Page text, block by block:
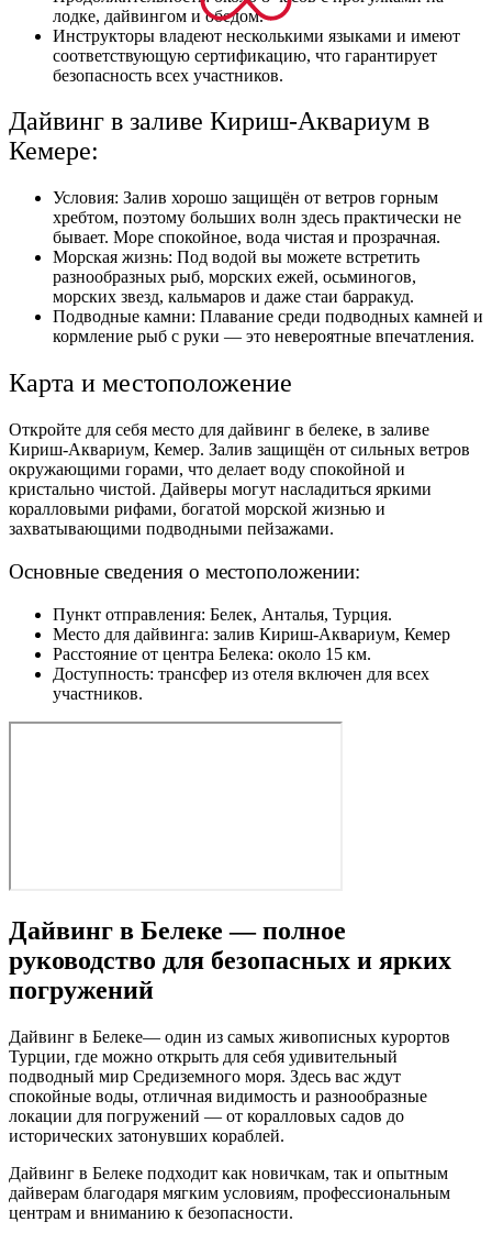
лодке, дайвингом и обедом.
Инструкторы владеют несколькими языками и имеют
соответствующую сертификацию, что гарантирует
безопасность всех участников.
Дайвинг в заливе Кириш-Аквариум в
Кемере:
Условия: Залив хорошо защищён от ветров горным
хребтом, поэтому больших волн здесь практически не
бывает. Море спокойное, вода чистая и прозрачная.
Морская жизнь: Под водой вы можете встретить
разнообразных рыб, морских ежей, осьминогов,
морских звезд, кальмаров и даже стаи барракуд.
Подводные камни: Плавание среди подводных камней и
кормление рыб с руки — это невероятные впечатления.
Карта и местоположение
Откройте для себя место для дайвинг в белеке, в заливе
Кириш-Аквариум, Кемер. Залив защищён от сильных ветров
окружающими горами, что делает воду спокойной и
кристально чистой. Дайверы могут насладиться яркими
коралловыми рифами, богатой морской жизнью и
захватывающими подводными пейзажами.
Основные сведения о местоположении:
Пункт отправления: Белек, Анталья, Турция.
Место для дайвинга: залив Кириш-Аквариум, Кемер
Расстояние от центра Белека: около 15 км.
Доступность: трансфер из отеля включен для всех
участников.
Дайвинг в Белеке — полное
руководство для безопасных и ярких
погружений
Дайвинг в Белеке— один из самых живописных курортов
Турции, где можно открыть для себя удивительный
подводный мир Средиземного моря. Здесь вас ждут
спокойные воды, отличная видимость и разнообразные
локации для погружений — от коралловых садов до
исторических затонувших кораблей.
Дайвинг в Белеке подходит как новичкам, так и опытным
дайверам благодаря мягким условиям, профессиональным
центрам и вниманию к безопасности.